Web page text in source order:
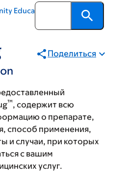
Education
Поделиться
™, содержит всю
о препарате,
способ применения,
и случаи, при которых
с вашим
услуг.